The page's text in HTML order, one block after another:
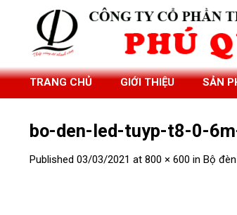
TRANG CHỦ GIỚI THIỆU SẢN
bo-den-led-tuyp-t8-0-
Published 03/03/2021 at 800 × 600 in Bộ